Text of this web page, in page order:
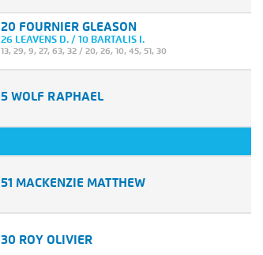
20 FOURNIER GLEASON
26 LEAVENS D. / 10 BARTALIS I.
13, 29, 9, 27, 63, 32 / 20, 26, 10, 45, 51, 30
5 WOLF RAPHAEL
51 MACKENZIE MATTHEW
30 ROY OLIVIER